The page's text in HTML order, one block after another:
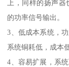
上，同样的扬声
的功率信号输出。
3、低成本系统，
系统铜耗低，成本低
4、容易扩展，系